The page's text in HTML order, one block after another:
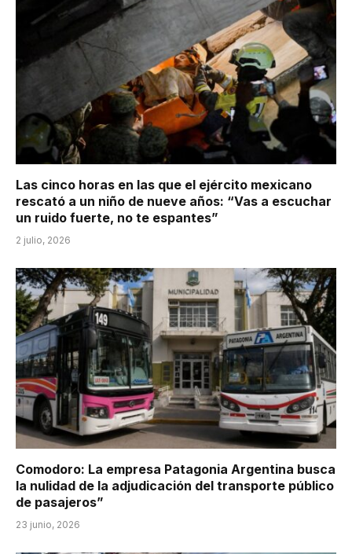
Las cinco horas en las que el ejército mexicano
rescató a un niño de nueve años: “Vas a escuchar
un ruido fuerte, no te espantes”
2 julio, 2026
Comodoro: La empresa Patagonia Argentina busca
la nulidad de la adjudicación del transporte público
de pasajeros”
23 junio, 2026